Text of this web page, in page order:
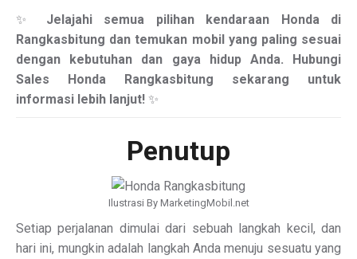
✨ Jelajahi semua pilihan kendaraan Honda di
Rangkasbitung dan temukan mobil yang paling sesuai
dengan kebutuhan dan gaya hidup Anda. Hubungi
Sales Honda Rangkasbitung sekarang untuk
informasi lebih lanjut! ✨
Penutup
Ilustrasi By MarketingMobil.net
Setiap perjalanan dimulai dari sebuah langkah kecil, dan
hari ini, mungkin adalah langkah Anda menuju sesuatu yang